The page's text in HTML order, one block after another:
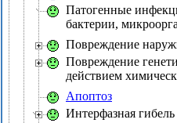
Патогенные
бактерии,
Повреждение
Повреждение
действием
Апоптоз
Интерфазная гибель